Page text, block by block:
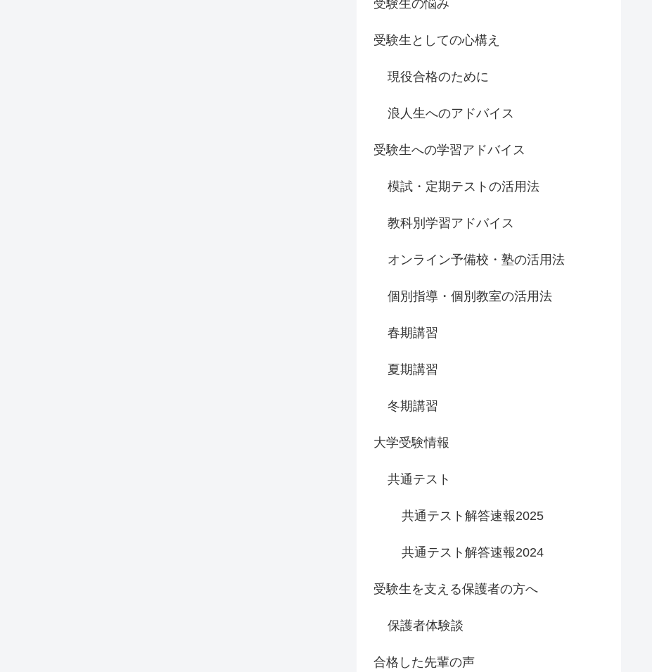
受験生の悩み
受験生としての心構え
現役合格のために
浪人生へのアドバイス
受験生への学習アドバイス
模試・定期テストの活用法
教科別学習アドバイス
オンライン予備校・塾の活用法
個別指導・個別教室の活用法
春期講習
夏期講習
冬期講習
大学受験情報
共通テスト
共通テスト解答速報2025
共通テスト解答速報2024
受験生を支える保護者の方へ
保護者体験談
合格した先輩の声